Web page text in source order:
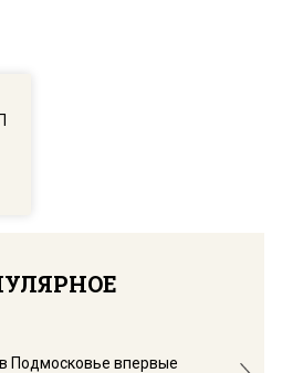
Подмосковье впервые